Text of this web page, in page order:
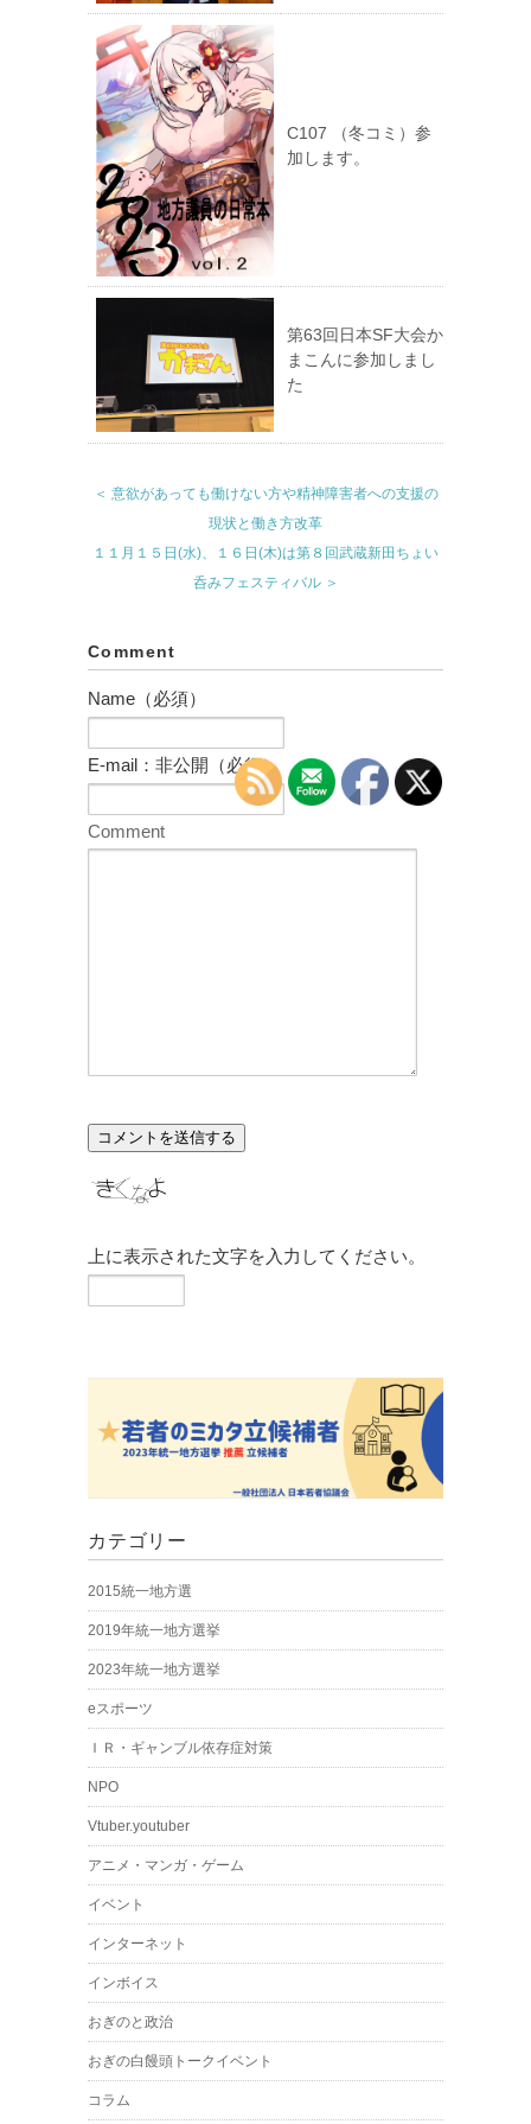
C107 （冬コミ）参
加します。
第63回日本SF大会か
まこんに参加しまし
た
＜ 意欲があっても働けない方や精神障害者への支援の
現状と働き方改革
１１月１５日(水)、１６日(木)は第８回武蔵新田ちょい
呑みフェスティバル ＞
Comment
Name（必須）
E-mail：非公開（必須）
Comment
上に表示された文字を入力してください。
カテゴリー
2015統一地方選
2019年統一地方選挙
2023年統一地方選挙
eスポーツ
ＩＲ・ギャンブル依存症対策
NPO
Vtuber.youtuber
アニメ・マンガ・ゲーム
イベント
インターネット
インボイス
おぎのと政治
おぎの白饅頭トークイベント
コラム